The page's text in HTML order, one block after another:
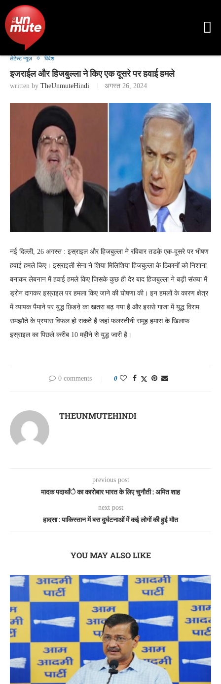
लेटेस्ट न्यूज़ विदेश
इजराईल और हिजबुल्ला ने किए एक दूसरे पर हवाई हमले
written by TheUnmuteHindi अगस्त 26, 2024
नई दिल्ली, 26 अगस्त : इस्राइल और हिजबुल्ला ने रविवार तडक़े एक-दूसरे पर भीषण
हवाई हमले किए। इस्राइली सेना ने शिया मिलिशिया हिजबुल्ला के ठिकानों को निशाना
बनाकर लेबनान में हवाई हमले किए जिसके कुछ ही देर बाद हिजबुल्ला ने बड़ी संख्या में
ड्रोन दागकर इस्राइल पर हमला किए जाने की घोषणा की। इन हमलों के कारण क्षेत्र
में व्यापक पैमाने पर युद्ध छिडऩे का खतरा बढ़ गया है और इससे गाजा में युद्ध विराम
समझौते के प्रयास विफल हो सकते हैं जहां फलस्तीनी समूह हमास के खिलाफ
इस्राइल का पिछले करीब 10 महीने से युद्ध जारी है।
0 comments 0
THEUNMUTEHINDI
previous post
मादक पदार्थांे का कारोबार भारत के लिए चुनौती : अमित शाह
next post
हादसा : पाकिस्तान में बस दुर्घटनाओं में कई लोगों की हुई मौत
YOU MAY ALSO LIKE